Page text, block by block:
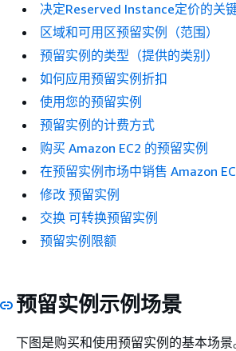
决定Reserved Instance定价的关
区域和可用区预留实例（范围）
预留实例的类型（提供的类别）
如何应用预留实例折扣
使用您的预留实例
预留实例的计费方式
购买 Amazon EC2 的预留实例
在预留实例市场中销售 Amazon
修改 预留实例
交换 可转换预留实例
预留实例限额
预留实例示例场景
下图是购买和使用预留实例的基本场景